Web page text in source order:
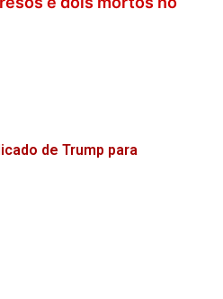
de Trump para